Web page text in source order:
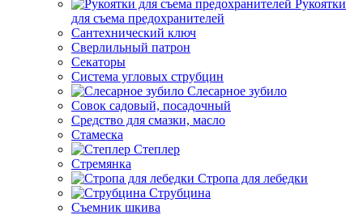
Рукоятки
для съема предохранителей
Сантехнический ключ
Сверлильный патрон
Секаторы
Система угловых струбцин
Слесарное зубило
Совок садовый, посадочный
Средство для смазки, масло
Стамеска
Степлер
Стремянка
Стропа для лебедки
Струбцина
Съемник шкива